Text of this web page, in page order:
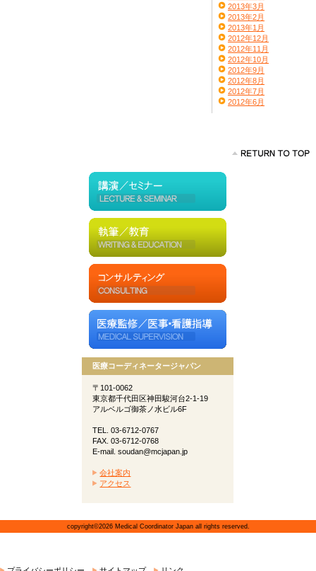
2013年3月
2013年2月
2013年1月
2012年12月
2012年11月
2012年10月
2012年9月
2012年8月
2012年7月
2012年6月
医療コーディネータージャパン
〒101-0062
東京都千代田区神田駿河台2-1-19
アルベルゴ御茶ノ水ビル6F
TEL. 03-6712-0767
FAX. 03-6712-0768
E-mail. soudan@mcjapan.jp
会社案内
アクセス
copyright©2026 Medical Coordinator Japan all rights reserved.